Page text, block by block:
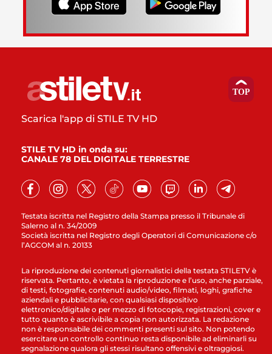
Testata iscritta nel Registro della Stampa presso il Tribunale di
Salerno al n. 34/2009
Società iscritta nel Registro degli Operatori di Comunicazione c/o
l’AGCOM al n. 20133
Scarica l'app di STILE TV HD
STILE TV HD in onda su:
CANALE 78 DEL DIGITALE TERRESTRE
La riproduzione dei contenuti giornalistici della testata STILETV è
riservata. Pertanto, è vietata la riproduzione e l’uso, anche parziale,
di testi, fotografie, contenuti audio/video, filmati, loghi, grafiche
aziendali e pubblicitarie, con qualsiasi dispositivo
elettronico/digitale o per mezzo di fotocopie, registrazioni, cover e
tutto quanto è ascrivibile a copia non autorizzata. La redazione
non è responsabile dei commenti presenti sul sito. Non potendo
esercitare un controllo continuo resta disponibile ad eliminarli su
segnalazione qualora gli stessi risultano offensivi e oltraggiosi.